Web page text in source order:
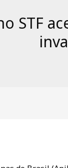
STF